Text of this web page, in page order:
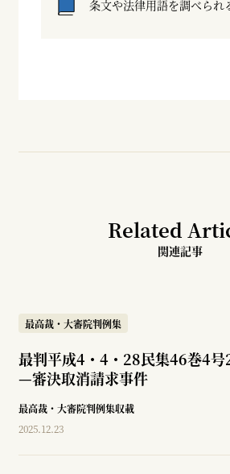
条文や法律用語を調べられ
Related
関連記事
最高裁・大審院判例集
最判平成4・4・28民集46巻4号
—審決取消請求事件
最高裁・大審院判例集収載
2025.12.23